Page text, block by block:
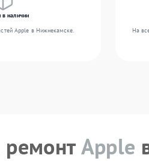
в наличии
Apple в Нижнекамске.
На
Apple